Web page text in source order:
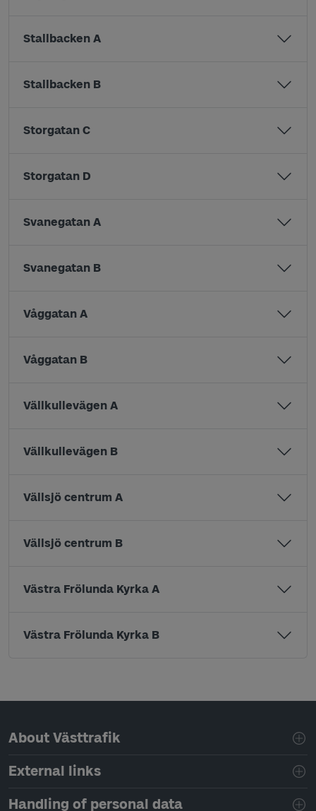
Stallbacken A
Stallbacken B
Storgatan C
Storgatan D
Svanegatan A
Svanegatan B
Våggatan A
Våggatan B
Vällkullevägen A
Vällkullevägen B
Vällsjö centrum A
Vällsjö centrum B
Västra Frölunda Kyrka A
Västra Frölunda Kyrka B
Page footer navigation
About Västtrafik
External links
Handling of personal data